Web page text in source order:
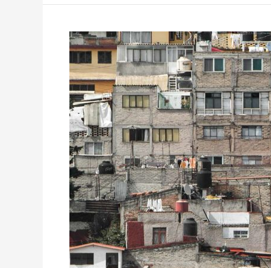
Desigualdades
en
México
2018